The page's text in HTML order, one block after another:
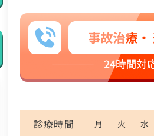
診療時間 月 火 水